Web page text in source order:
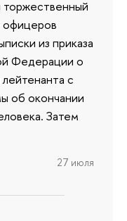
офицеров
из приказа
Федерации о
с
об окончании
Затем
27 июля